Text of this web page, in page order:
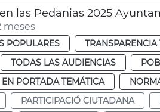
las Pedanias 2025
meses
POPULARES
TODAS LAS AUDIENCIAS
EN PORTADA TEMÁTICA
PARTICIPACIÓ CIUTADANA